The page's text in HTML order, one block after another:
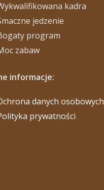
kadra
jedzenie
program
zabaw
informacje:
danych osobowych
prywatności